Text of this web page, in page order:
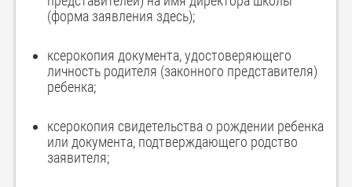
(форма заявления здесь);
ксерокопия документа, удостоверяющего
личность родителя (законного представителя)
ребенка;
ксерокопия свидетельства о рождении ребенка
или документа, подтверждающего родство
заявителя;